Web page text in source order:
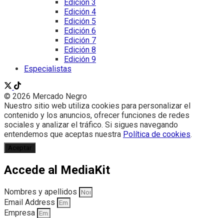
Edición 3
Edición 4
Edición 5
Edición 6
Edición 7
Edición 8
Edición 9
Especialistas
© 2026 Mercado Negro
Nuestro sitio web utiliza cookies para personalizar el
contenido y los anuncios, ofrecer funciones de redes
sociales y analizar el tráfico. Si sigues navegando
entendemos que aceptas nuestra Política de cookies.
Aceptar
Accede al MediaKit
Nombres y apellidos
Email Address
Empresa